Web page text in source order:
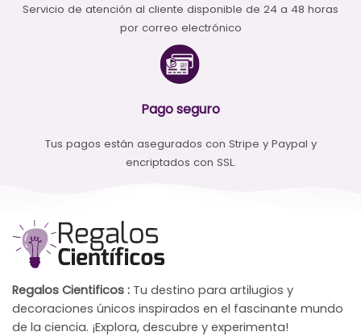
Servicio de atención al cliente disponible de 24 a 48 horas
por correo electrónico
Pago seguro
Tus pagos están asegurados con Stripe y Paypal y
encriptados con SSL.
Regalos Cientificos : Tu destino para artilugios y
decoraciones únicos inspirados en el fascinante mundo
de la ciencia. ¡Explora, descubre y experimenta!